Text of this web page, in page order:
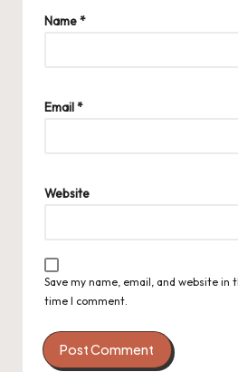
Name*
Email*
Website
Save my name, email, and website
time I comment.